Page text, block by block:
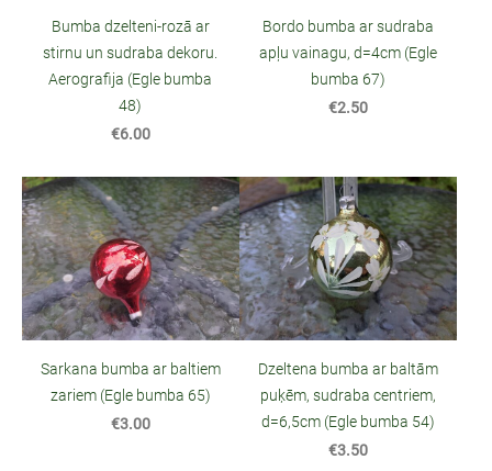
Bumba dzelteni-rozā ar
stirnu un sudraba dekoru.
Aerografija (Egle bumba
48)
€6.00
Bordo bumba ar sudraba
apļu vainagu, d=4cm (Egle
bumba 67)
€2.50
Sarkana bumba ar baltiem
zariem (Egle bumba 65)
€3.00
Dzeltena bumba ar baltām
puķēm, sudraba centriem,
d=6,5cm (Egle bumba 54)
€3.50